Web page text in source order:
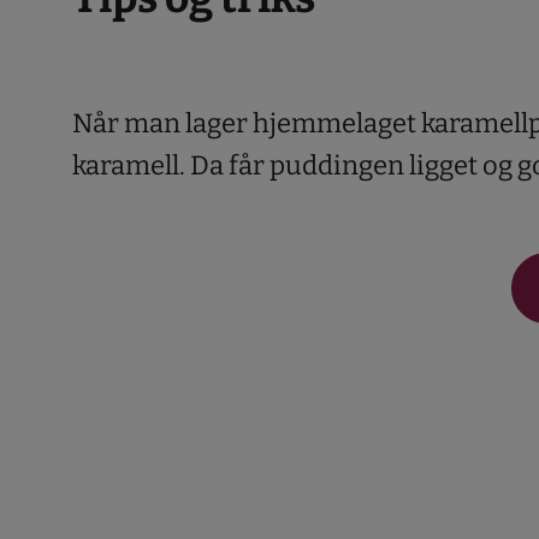
Når man lager hjemmelaget
karamell. Da får puddingen ligget og